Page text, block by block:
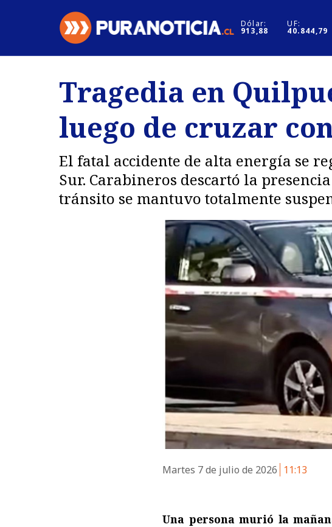
Dólar:
913,88
UF:
40.844,79
Regiones
Deportes
Internacional
Motores
Tragedia en
luego de cruzar
El fatal accidente de alta energía se
Sur. Carabineros descartó la
tránsito se mantuvo totalmente
Martes 7 de julio de 2026 11:13
Una persona murió la